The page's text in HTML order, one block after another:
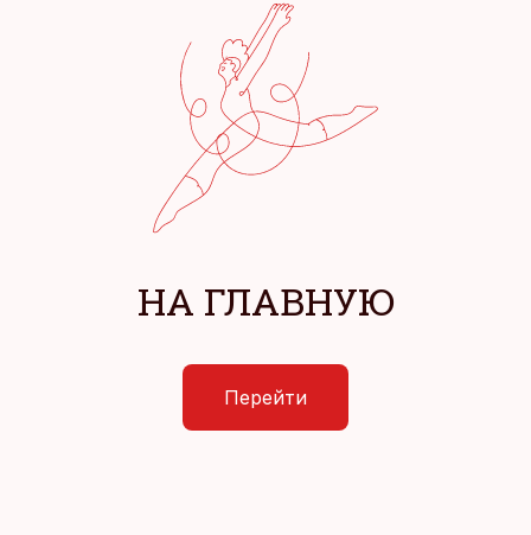
НА ГЛАВНУЮ
Перейти